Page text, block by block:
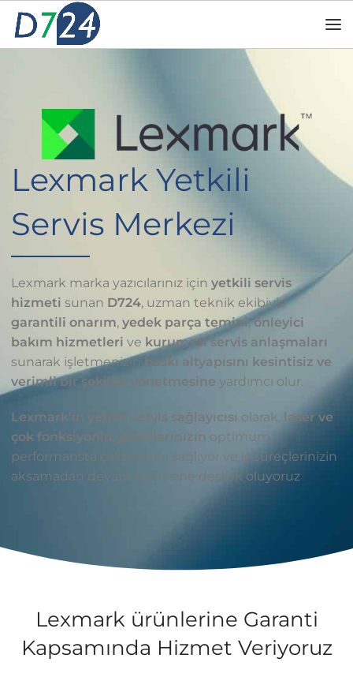
Lexmark Yetkili
Servis Merkezi
Lexmark marka yazıcılarınız içinyetkili servis
hizmeti sunan D724, uzman teknik ekibiyle
garantili onarım,yedek parça temini,önleyici
bakım hizmetleri ve kurumsal servis anlaşmaları
sunarak işletmenizin baskı altyapısını kesintisiz ve
verimli bir şekilde yönetmesine yardımcı olur.
Lexmark’in yetkili servis sağlayıcısı olarak, laser ve
çok fonksiyonlu yazıcılarınızın optimum
performansta çalışmasını sağlıyor ve iş süreçlerinizin
aksamadan devam etmesine destek oluyoruz
Lexmark ürünlerine Garanti
Kapsamında Hizmet Veriyoruz